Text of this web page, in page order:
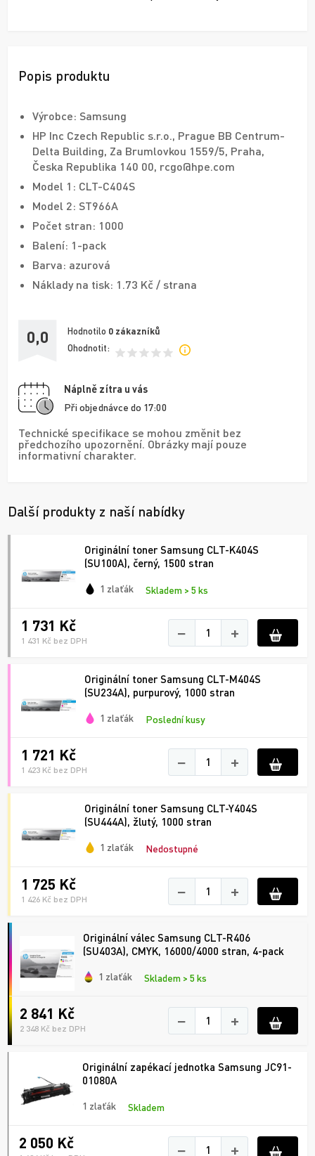
Popis produktu
Výrobce: Samsung
HP Inc Czech Republic s.r.o., Prague BB Centrum-
Delta Building, Za Brumlovkou 1559/5, Praha,
Česka Republika 140 00, rcgo@hpe.com
Model 1: CLT-C404S
Model 2: ST966A
Počet stran: 1000
Balení: 1-pack
Barva: azurová
Náklady na tisk: 1.73 Kč / strana
0,0 Hodnotilo 0 zákazníků
Ohodnotit:
Náplně zítra u vás
Při objednávce do 17:00
Technické specifikace se mohou změnit bez
předchozího upozornění. Obrázky mají pouze
informativní charakter.
Další produkty z naší nabídky
Originální toner Samsung CLT-K404S
(SU100A), černý, 1500 stran
1 zlaťák Skladem > 5 ks
1 731 Kč
1 431 Kč bez DPH − +
Originální toner Samsung CLT-M404S
(SU234A), purpurový, 1000 stran
1 zlaťák Poslední kusy
1 721 Kč
1 423 Kč bez DPH − +
Originální toner Samsung CLT-Y404S
(SU444A), žlutý, 1000 stran
1 zlaťák Nedostupné
1 725 Kč
1 426 Kč bez DPH − +
Originální válec Samsung CLT-R406
(SU403A), CMYK, 16000/4000 stran, 4-pack
1 zlaťák Skladem > 5 ks
2 841 Kč
2 348 Kč bez DPH − +
Originální zapékací jednotka Samsung JC91-
01080A
1 zlaťák Skladem
2 050 Kč − +